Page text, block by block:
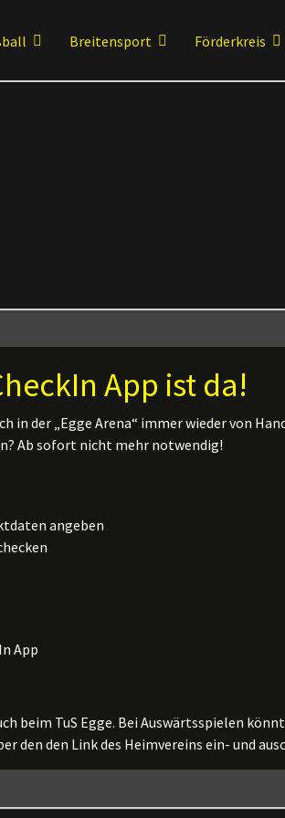
Breitensport Förderkreis
App ist da!
in der „Egge Arena“ immer wieder von
Ab sofort nicht mehr notwendig!
angeben
App
beim TuS Egge. Bei Auswärtsspielen
den den Link des Heimvereins ein- und